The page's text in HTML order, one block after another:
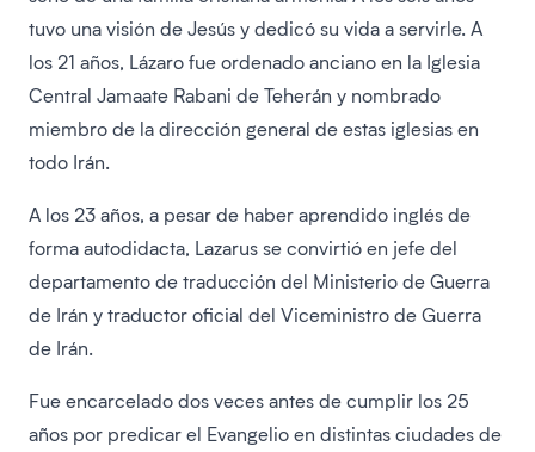
tuvo una visión de Jesús y dedicó su vida a servirle. A
los 21 años, Lázaro fue ordenado anciano en la Iglesia
Central Jamaate Rabani de Teherán y nombrado
miembro de la dirección general de estas iglesias en
todo Irán.
A los 23 años, a pesar de haber aprendido inglés de
forma autodidacta, Lazarus se convirtió en jefe del
departamento de traducción del Ministerio de Guerra
de Irán y traductor oficial del Viceministro de Guerra
de Irán.
Fue encarcelado dos veces antes de cumplir los 25
años por predicar el Evangelio en distintas ciudades de